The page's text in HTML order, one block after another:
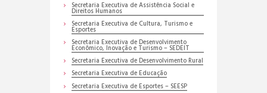
Secretaria Executiva de Assistência Social e
Direitos Humanos
Secretaria Executiva de Cultura, Turismo e
Esportes
Secretaria Executiva de Desenvolvimento
Econômico, Inovação e Turismo – SEDEIT
Secretaria Executiva de Desenvolvimento Rural
Secretaria Executiva de Educação
Secretaria Executiva de Esportes – SEESP